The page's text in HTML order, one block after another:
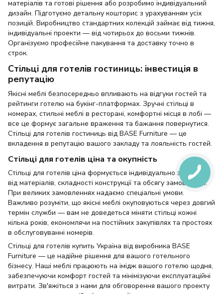
матеріалів та готові рішення або розробимо індивідуальний
дизайн. Підготуємо детальну кошторис з урахуванням усіх
позицій. Виробництво стандартних колекцій займає від тижня,
індивідуальні проекти — від чотирьох до восьми тижнів.
Організуємо професійне пакування та доставку точно в
строк.
Стільці для готелів гостиниць: інвестиція в
репутацію
Якісні меблі безпосередньо впливають на відгуки гостей та
рейтинги готелю на букінг-платформах. Зручні стільці в
номерах, стильні меблі в ресторані, комфортні місця в лобі —
все це формує загальне враження та бажання повернутися.
Стільці для готелів гостиниць від BASE Furniture — це
вкладення в репутацію вашого закладу та лояльність гостей.
Стільці для готелів ціна та окупність
Стільці для готелів ціна формується індивідуально залежно
від матеріалів, складності конструкції та обсягу замовлення.
При великих замовленнях надаємо спеціальні умови.
Важливо розуміти, що якісні меблі окуповуються через довгий
термін служби — вам не доведеться міняти стільці кожні
кілька років, економлячи на постійних закупівлях та простоях
в обслуговуванні номерів.
Стільці для готелів купить Україна від виробника BASE
Furniture — це надійне рішення для вашого готельного
бізнесу. Наші меблі працюють на імідж вашого готелю щодня,
забезпечуючи комфорт гостей та мінімізуючи експлуатаційні
витрати. Зв'яжіться з нами для обговорення вашого проекту